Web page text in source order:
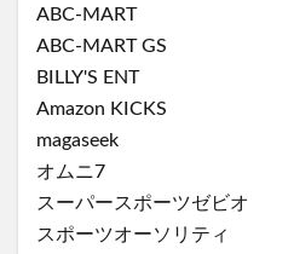
ABC-MART
ABC-MART GS
BILLY'S ENT
Amazon KICKS
magaseek
オムニ7
スーパースポーツゼビオ
スポーツオーソリティ